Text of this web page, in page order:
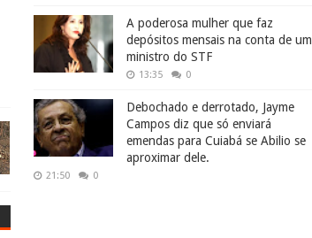
A poderosa mulher que faz
depósitos mensais na conta de um
ministro do STF
13:35 0
Debochado e derrotado, Jayme
Campos diz que só enviará
emendas para Cuiabá se Abilio se
aproximar dele.
21:50 0